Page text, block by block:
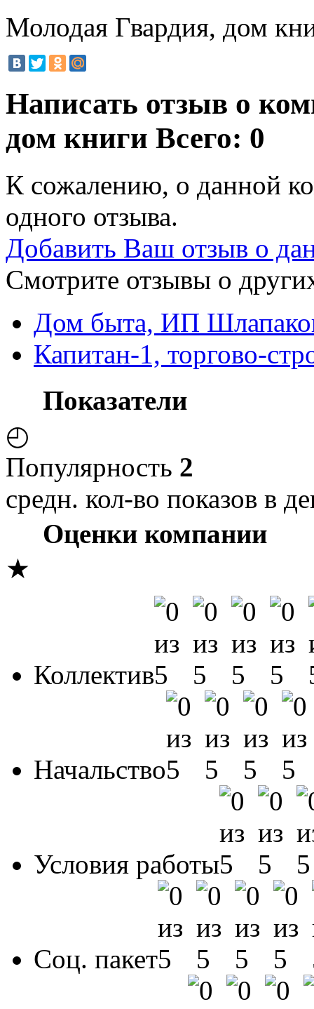
Молодая Гвардия, дом
Написать отзыв о
дом книги Всего: 0
К сожалению, о данной
одного отзыва.
Добавить Ваш отзыв о
Смотрите отзывы о
Дом быта, ИП
Капитан-1, торгово-
Показатели
◴
Популярность 2
средн. кол-во показов в
Оценки компании
★
Коллектив
Начальство
Условия работы
Соц. пакет